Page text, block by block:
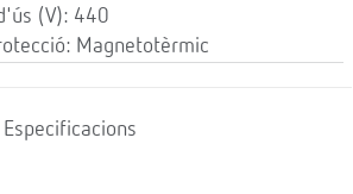
(V): 440
Magnetotèrmic
Especificacions